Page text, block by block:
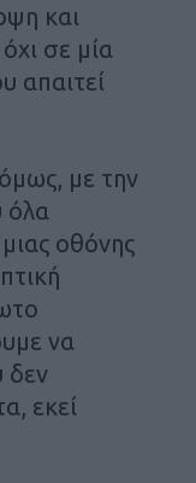
και
σε μία
απαιτεί
με την
όλα
οθόνης
να
δεν
εκεί